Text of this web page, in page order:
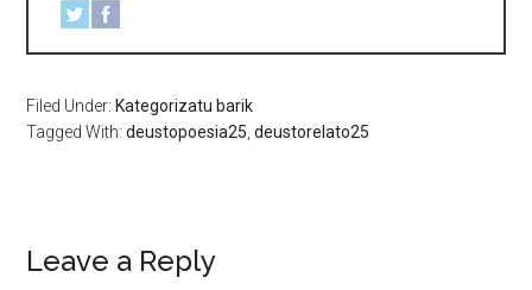
Filed Under: Kategorizatu barik
Tagged With:deustopoesia25 ,deustorelato25
Leave a Reply